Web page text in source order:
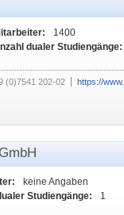
1400
dualer Studiengänge:
(0)7541 202-02 https://
keine Angaben
Studiengänge:
1